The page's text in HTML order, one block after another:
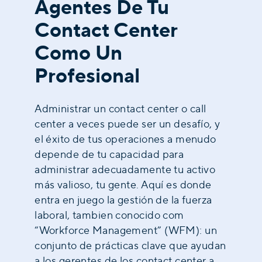
Agentes De Tu
Contact Center
Como Un
Profesional
Administrar un contact center o call
center a veces puede ser un desafío, y
el éxito de tus operaciones a menudo
depende de tu capacidad para
administrar adecuadamente tu activo
más valioso, tu gente. Aquí es donde
entra en juego la gestión de la fuerza
laboral, tambien conocido com
“Workforce Management” (WFM): un
conjunto de prácticas clave que ayudan